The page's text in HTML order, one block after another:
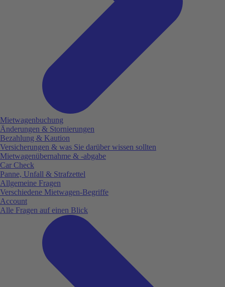
Mietwagenbuchung
Änderungen & Stornierungen
Bezahlung & Kaution
Versicherungen & was Sie darüber wissen sollten
Mietwagenübernahme & -abgabe
Car Check
Panne, Unfall & Strafzettel
Allgemeine Fragen
Verschiedene Mietwagen-Begriffe
Account
Alle Fragen auf einen Blick